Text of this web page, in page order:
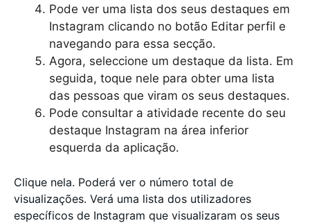
Pode ver uma lista dos seus destaques em
Instagram clicando no botão Editar perfil e
navegando para essa secção.
Agora, seleccione um destaque da lista. Em
seguida, toque nele para obter uma lista
das pessoas que viram os seus destaques.
Pode consultar a atividade recente do seu
destaque Instagram na área inferior
esquerda da aplicação.
Clique nela. Poderá ver o número total de
visualizações. Verá uma lista dos utilizadores
específicos de Instagram que visualizaram os seus